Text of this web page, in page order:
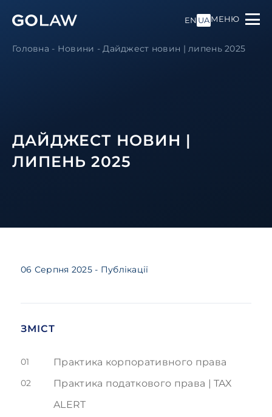
EN UAМЕНЮ
Головна - Новини -Дайджест новин | липень 2025
ДАЙДЖЕСТ НОВИН |
ЛИПЕНЬ 2025
06 Серпня 2025 - Публікації
ЗМІСТ
01 Практика корпоративного права
02
Практика податкового права | TAX
ALERT